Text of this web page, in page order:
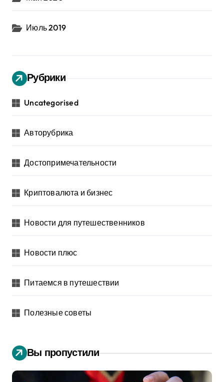
Июль 2019
Рубрики
Uncategorised
Авторубрика
Достопримечательности
Криптовалюта и бизнес
Новости для путешественников
Новости плюс
Питаемся в путешествии
Полезные советы
Вы пропустили